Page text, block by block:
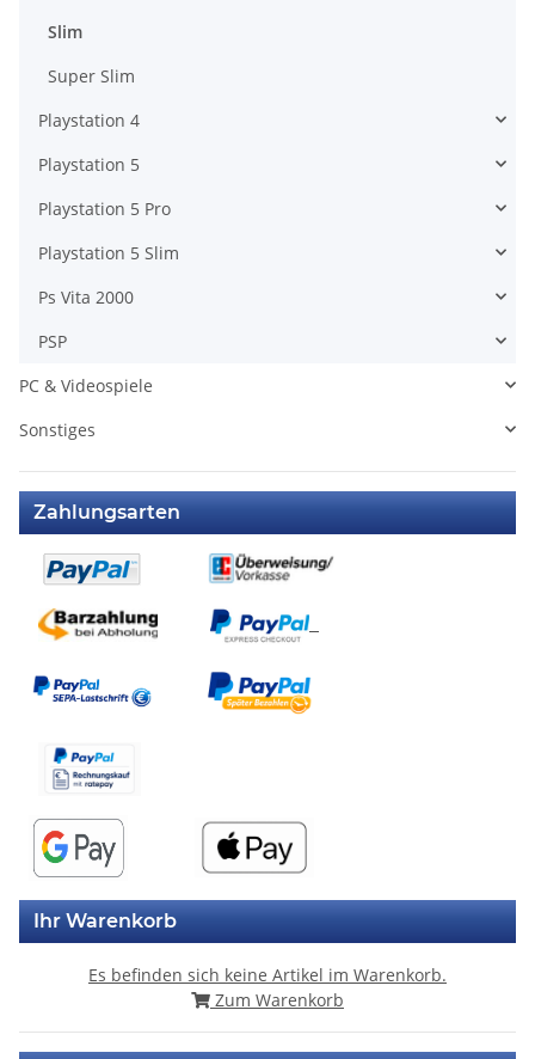
Slim
Super Slim
Playstation 4
Playstation 5
Playstation 5 Pro
Playstation 5 Slim
Ps Vita 2000
PSP
PC & Videospiele
Sonstiges
Zahlungsarten
Ihr Warenkorb
Es befinden sich keine Artikel im Warenkorb.
Zum Warenkorb